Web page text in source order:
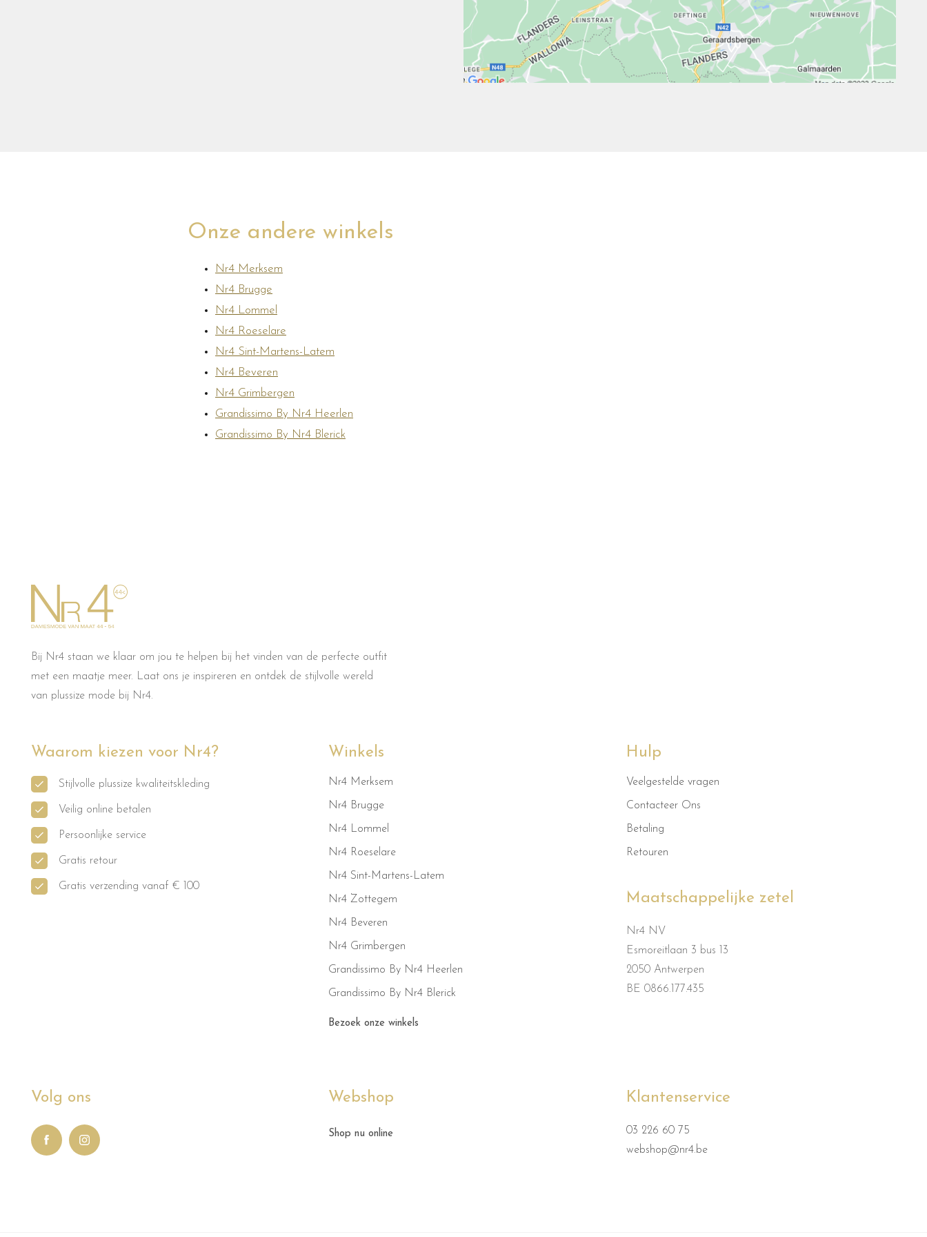
Onze andere winkels
Nr4 Merksem
Nr4 Brugge
Nr4 Lommel
Nr4 Roeselare
Nr4 Sint-Martens-Latem
Nr4 Beveren
Nr4 Grimbergen
Grandissimo By Nr4 Heerlen
Grandissimo By Nr4 Blerick
Bij Nr4 staan we klaar om jou te helpen bij het vinden van de perfecte outfit
met een maatje meer. Laat ons je inspireren en ontdek de stijlvolle wereld
van plussize mode bij Nr4.
Waarom kiezen voor Nr4?
Stijlvolle plussize kwaliteitskleding
Veilig online betalen
Persoonlijke service
Gratis retour
Gratis verzending vanaf € 100
Winkels
Nr4 Merksem
Nr4 Brugge
Nr4 Lommel
Nr4 Roeselare
Nr4 Sint-Martens-Latem
Nr4 Zottegem
Nr4 Beveren
Nr4 Grimbergen
Grandissimo By Nr4 Heerlen
Grandissimo By Nr4 Blerick
Bezoek onze winkels
Hulp
Veelgestelde vragen
Contacteer Ons
Betaling
Retouren
Maatschappelijke zetel
Nr4 NV
Esmoreitlaan 3 bus 13
2050 Antwerpen
BE 0866.177.435
Volg ons Webshop
Shop nu online
Klantenservice
03 226 60 75
webshop@nr4.be